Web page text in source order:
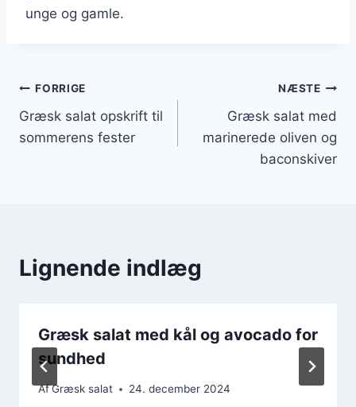
unge og gamle.
Indlægsnavigation
FORRIGE
Græsk salat opskrift til
sommerens fester
NÆSTE
Græsk salat med
marinerede oliven og
baconskiver
Lignende indlæg
Græsk salat med kål og avocado for
sundhed
AfGræsk salat 24. december 2024